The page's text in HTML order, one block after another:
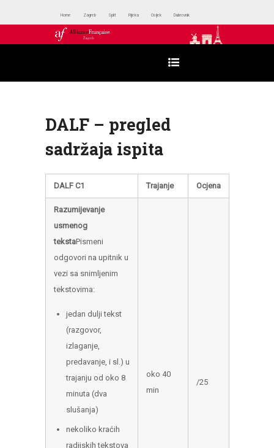
Home Zagreb Split Rijeka Osijek Dubrovnik
DALF – pregled
sadržaja ispita
DALF C1 Trajanje Ocjena
Razumijevanje
usmenog
tekstaPismeni
odgovori na upitnik u
vezi sa snimljenim
tekstovima:
jedan dulji tekst
(razgovor,
izlaganje,
predavanje, i sl.) u
trajanju od oko 8
minuta (dva
slušanja)
nekoliko kraćih
radijskih tekstova
oko 40
min
/25